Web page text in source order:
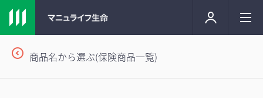
商品名から選ぶ(保険商品一覧)